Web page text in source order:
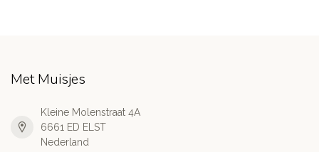
Met Muisjes
Kleine Molenstraat 4A
6661 ED ELST
Nederland